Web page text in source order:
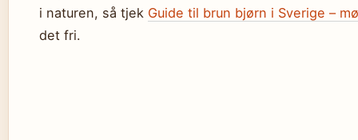
i naturen, så tjek Guide til brun bjørn i Sverige –
det fri.